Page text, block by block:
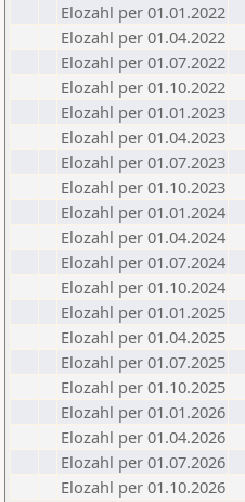
Elozahl per 01.01.2022
Elozahl per 01.04.2022
Elozahl per 01.07.2022
Elozahl per 01.10.2022
Elozahl per 01.01.2023
Elozahl per 01.04.2023
Elozahl per 01.07.2023
Elozahl per 01.10.2023
Elozahl per 01.01.2024
Elozahl per 01.04.2024
Elozahl per 01.07.2024
Elozahl per 01.10.2024
Elozahl per 01.01.2025
Elozahl per 01.04.2025
Elozahl per 01.07.2025
Elozahl per 01.10.2025
Elozahl per 01.01.2026
Elozahl per 01.04.2026
Elozahl per 01.07.2026
Elozahl per 01.10.2026